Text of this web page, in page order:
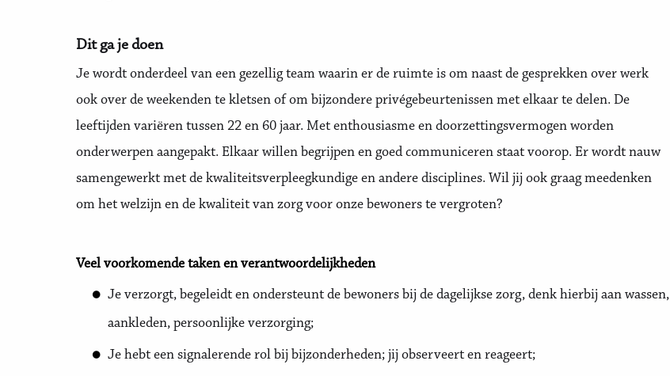
Dit ga je doen
Je wordt onderdeel van een gezellig team waarin er de ruimte is om naast de gesprekken over werk
ook over de weekenden te kletsen of om bijzondere privégebeurtenissen met elkaar te delen. De
leeftijden variëren tussen 22 en 60 jaar. Met enthousiasme en doorzettingsvermogen worden
onderwerpen aangepakt. Elkaar willen begrijpen en goed communiceren staat voorop. Er wordt nauw
samengewerkt met de kwaliteitsverpleegkundige en andere disciplines. Wil jij ook graag meedenken
om het welzijn en de kwaliteit van zorg voor onze bewoners te vergroten?
Veel voorkomende taken en verantwoordelijkheden
Je verzorgt, begeleidt en ondersteunt de bewoners bij de dagelijkse zorg, denk hierbij aan wassen,
aankleden, persoonlijke verzorging;
Je hebt een signalerende rol bij bijzonderheden; jij observeert en reageert;